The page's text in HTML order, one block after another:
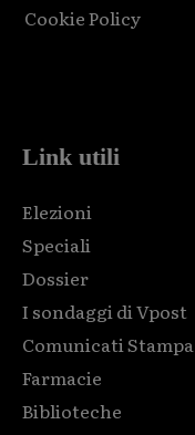
Cookie Policy
Link utili
Elezioni
Speciali
Dossier
I sondaggi di Vpost
Comunicati Stampa
Farmacie
Biblioteche